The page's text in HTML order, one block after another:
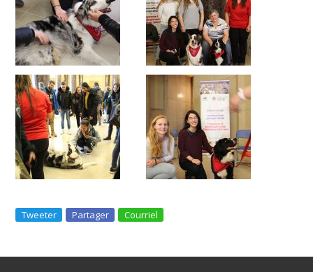
Tweeter Partager Courriel